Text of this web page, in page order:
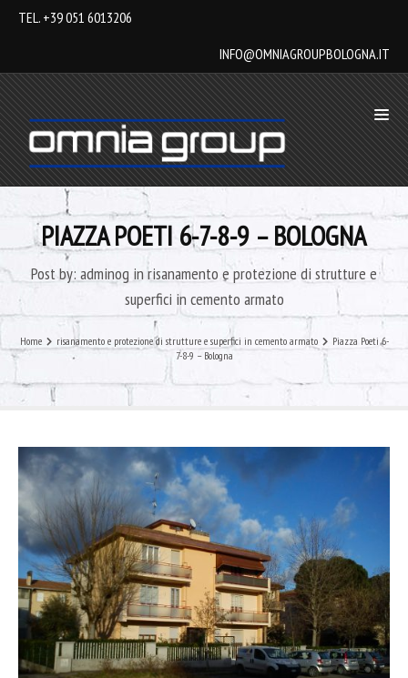
TEL. +39 051 6013206
INFO@OMNIAGROUPBOLOGNA.IT
PIAZZA POETI 6-7-8-9 – BOLOGNA
Post by: adminog inrisanamento e protezione di strutture e
superfici in cemento armato
Home risanamento e protezione di strutture e superfici in cemento armato
Piazza Poeti 6-
7-8-9 – Bologna